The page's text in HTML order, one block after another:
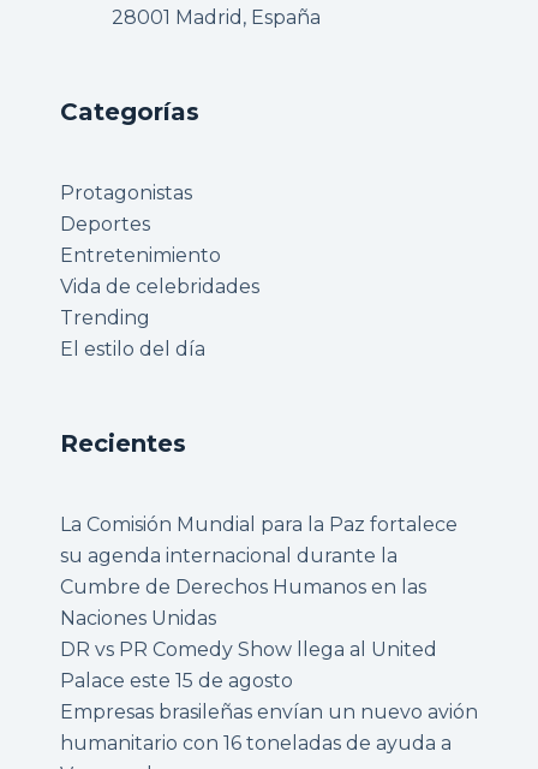
28001 Madrid, España
Categorías
Protagonistas
Deportes
Entretenimiento
Vida de celebridades
Trending
El estilo del día
Recientes
La Comisión Mundial para la Paz fortalece
su agenda internacional durante la
Cumbre de Derechos Humanos en las
Naciones Unidas
DR vs PR Comedy Show llega al United
Palace este 15 de agosto
Empresas brasileñas envían un nuevo avión
humanitario con 16 toneladas de ayuda a